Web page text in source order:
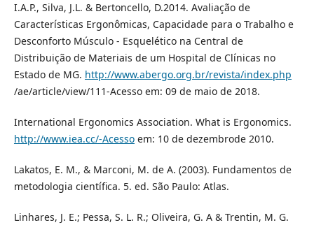
I.A.P., Silva, J.L. & Bertoncello, D.2014. Avaliação de
Características Ergonômicas, Capacidade para o Trabalho e
Desconforto Músculo - Esquelético na Central de
Distribuição de Materiais de um Hospital de Clínicas no
Estado de MG. http://www.abergo.org.br/revista/index.php
/ae/article/view/111-Acesso em: 09 de maio de 2018.
International Ergonomics Association. What is Ergonomics.
http://www.iea.cc/-Acessoem: 10 de dezembrode 2010.
Lakatos, E. M., & Marconi, M. de A. (2003). Fundamentos de
metodologia científica. 5. ed. São Paulo: Atlas.
Linhares, J. E.; Pessa, S. L. R.; Oliveira, G. A & Trentin, M. G.